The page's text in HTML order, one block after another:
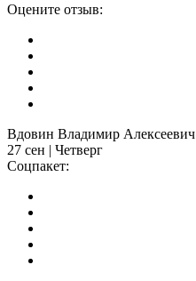
Оцените отзыв:
Вдовин Владимир Алексеевич
27 сен | Четверг
Соцпакет: